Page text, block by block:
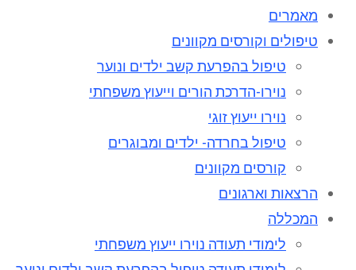
מאמרים
טיפולים וקורסים מקוונים
טיפול בהפרעת קשב ילדים ונוער
נוירו-הדרכת הורים וייעוץ משפחתי
נוירו ייעוץ זוגי
טיפול בחרדה- ילדים ומבוגרים
קורסים מקוונים
הרצאות וארגונים
המכללה
לימודי תעודה נוירו ייעוץ משפחתי